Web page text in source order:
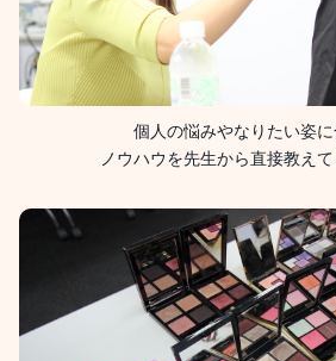
個人の悩みやなりたい姿
ノウハウを先生から直接教えて